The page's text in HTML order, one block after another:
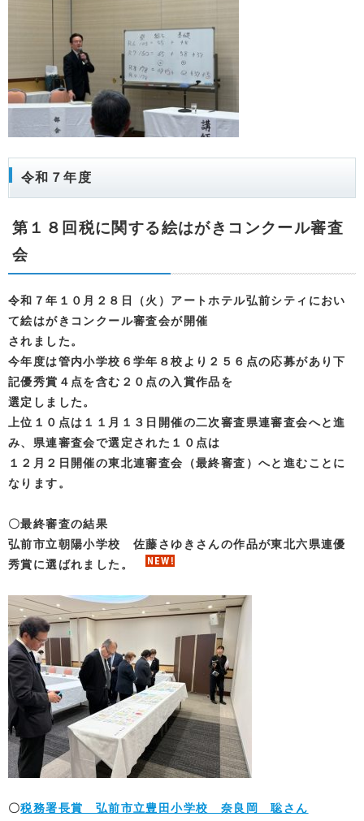
令和７年度
第１８回税に関する絵はがきコンクール審査
会
令和７年１０月２８日（火）アートホテル弘前シティにおい
て絵はがきコンクール審査会が開催
されました。
今年度は管内小学校６学年８校より２５６点の応募があり下
記優秀賞４点を含む２０点の入賞作品を
選定しました。
上位１０点は１１月１３日開催の二次審査県連審査会へと進
み、県連審査会で選定された１０点は
１２月２日開催の東北連審査会（最終審査）へと進むことに
なります。
〇最終審査の結果
弘前市立朝陽小学校 佐藤さゆきさんの作品が東北六県連優
秀賞に選ばれました。
〇税務署長賞 弘前市立豊田小学校 奈良岡 聡さん